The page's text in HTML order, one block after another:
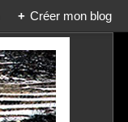
+ Créer mon blog